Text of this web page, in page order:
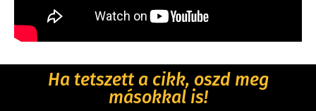
Ha tetszett a cikk, oszd meg
másokkal is!